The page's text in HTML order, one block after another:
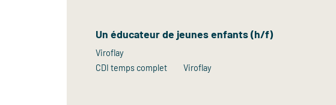
Un éducateur de jeunes enfants (h/f)
Viroflay
CDI temps complet
Viroflay